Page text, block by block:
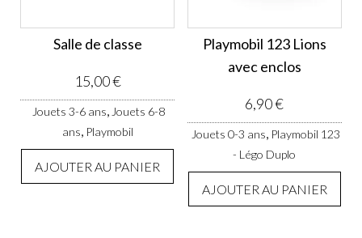
Salle de classe
15,00€
Jouets 3-6 ans, Jouets 6-8
ans, Playmobil
AJOUTER AU PANIER
Playmobil 123 Lions
avec enclos
6,90€
Jouets 0-3 ans, Playmobil 123
- Légo Duplo
AJOUTER AU PANIER